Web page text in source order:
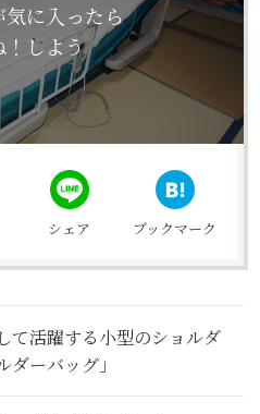
気に入ったら
！しよう
シェア ブックマーク
て活躍する小型のショルダ
ーバッグ」